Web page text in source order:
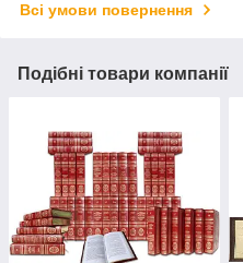
Всі умови повернення
Подібні товари компанії